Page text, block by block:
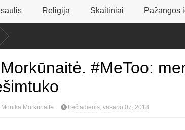
Religija Skaitiniai Pažangos
#MeToo:
Monika Morkūnaitė trečiadienis, vasario 07, 2018